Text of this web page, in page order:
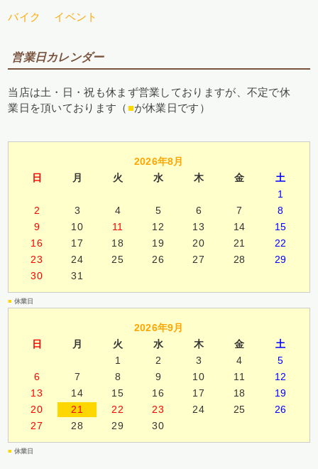
バイク イベント
営業日カレンダー
当店は土・日・祝も休まず営業しておりますが、不定で休
業日を頂いております（■が休業日です）
2026年8月
日
月 火 水 木 金
土
1
2
3 4 5 6 7
8
9
10 11 12 13 14
15
16
17 18 19 20 21
22
23
24 25 26 27 28
29
30
31
■ 休業日
2026年9月
日
月 火 水 木 金
土
1
2 3 4
5
6
7 8 9 10 11
12
13
14 15 16 17 18
19
20
21 22 23 24 25
26
27
28 29 30
■ 休業日